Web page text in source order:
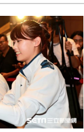
次廣告加入空拍機
羽球痴的他還笑著
訓練，說這樣可以